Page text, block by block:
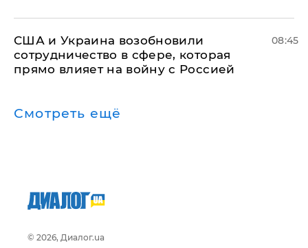
США и Украина возобновили
сотрудничество в сфере, которая
прямо влияет на войну с Россией
08:45
Смотреть ещё
© 2026, Диалог.ua